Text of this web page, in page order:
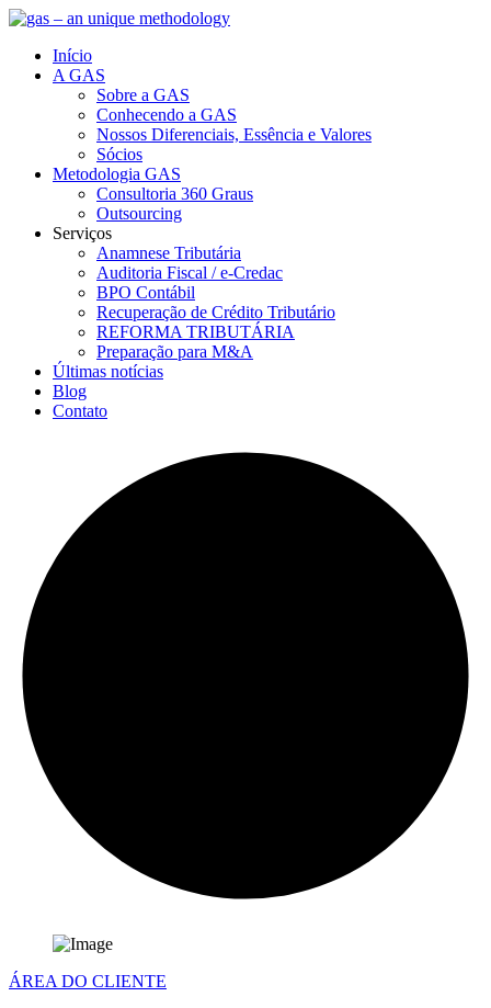
Início
A GAS
Sobre a GAS
Conhecendo a GAS
Nossos Diferenciais, Essência e Valores
Sócios
Metodologia GAS
Consultoria 360 Graus
Outsourcing
Serviços
Anamnese Tributária
Auditoria Fiscal / e-Credac
BPO Contábil
Recuperação de Crédito Tributário
REFORMA TRIBUTÁRIA
Preparação para M&A
Últimas notícias
Blog
Contato
ÁREA DO CLIENTE